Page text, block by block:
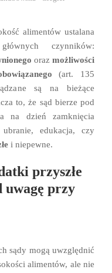
alimentów ustalana
czynników:
oraz możliwości
(art. 135
są na bieżące
to, że sąd bierze pod
na dzień zamknięcia
edukacja, czy
i niepewne.
przyszłe
uwagę przy
sądy mogą uwzględnić
alimentów, ale nie